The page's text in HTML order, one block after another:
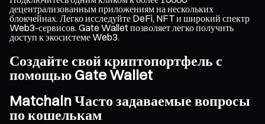
децентрализованным приложениям на нескольких
блокчейнах. Легко исследуйте DeFi, NFT и широкий спектр
Web3-сервисов. Gate Wallet позволяет легко получить
доступ к экосистеме Web3.
Создайте свой криптопортфель с
помощью Gate Wallet
Matchain Часто задаваемые вопросы
по кошелькам